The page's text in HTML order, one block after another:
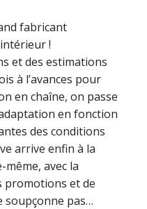
fabricant
!
et des estimations
à l’avances pour
en chaîne, on passe
en fonction
des conditions
arrive enfin à la
avec la
promotions et de
soupçonne pas…